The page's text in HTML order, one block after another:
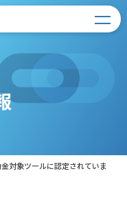
対象ツールに認定されていま